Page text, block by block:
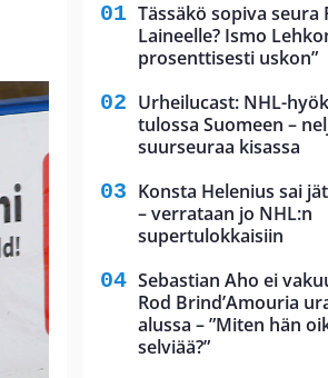
Tässäkö sopiva seura
Laineelle? Ismo
prosenttisesti uskon”
Urheilucast: NHL-
tulossa Suomeen –
suurseuraa kisassa
Konsta Helenius sai
– verrataan jo NHL:n
supertulokkaisiin
Sebastian Aho ei
Rod Brind’Amouria
alussa – ”Miten hän
selviää?”